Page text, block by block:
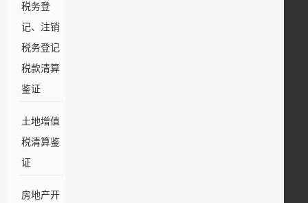
税务登
记、注销
税务登记
税款清算
鉴证
土地增值
税清算鉴
证
房地产开